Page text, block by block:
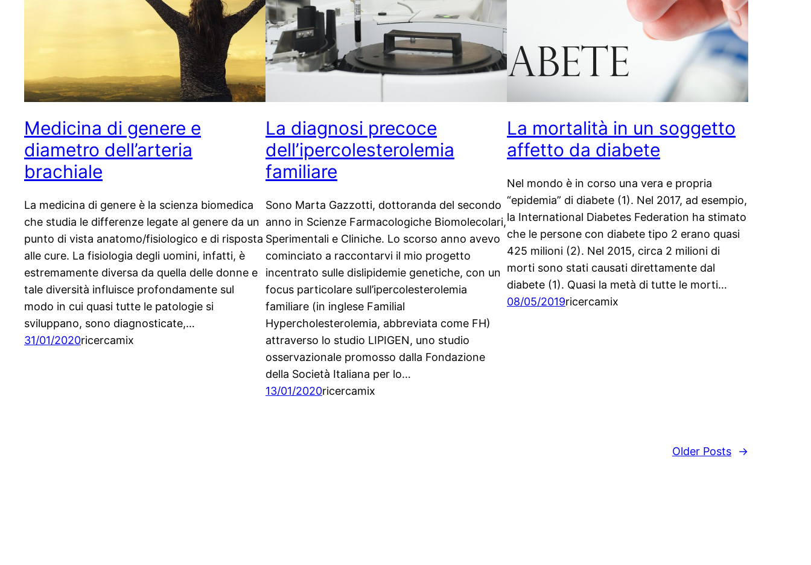
Medicina di genere e
diametro dell’arteria
brachiale
La medicina di genere è la scienza biomedica
che studia le differenze legate al genere da un
punto di vista anatomo/fisiologico e di risposta
alle cure. La fisiologia degli uomini, infatti, è
estremamente diversa da quella delle donne e
tale diversità influisce profondamente sul
modo in cui quasi tutte le patologie si
sviluppano, sono diagnosticate,…
31/01/2020ricercamix
La diagnosi precoce
dell’ipercolesterolemia
familiare
Sono Marta Gazzotti, dottoranda del secondo
anno in Scienze Farmacologiche Biomolecolari,
Sperimentali e Cliniche. Lo scorso anno avevo
cominciato a raccontarvi il mio progetto
incentrato sulle dislipidemie genetiche, con un
focus particolare sull’ipercolesterolemia
familiare (in inglese Familial
Hypercholesterolemia, abbreviata come FH)
attraverso lo studio LIPIGEN, uno studio
osservazionale promosso dalla Fondazione
della Società Italiana per lo…
13/01/2020ricercamix
La mortalità in un soggetto
affetto da diabete
Nel mondo è in corso una vera e propria
“epidemia” di diabete (1). Nel 2017, ad esempio,
la International Diabetes Federation ha stimato
che le persone con diabete tipo 2 erano quasi
425 milioni (2). Nel 2015, circa 2 milioni di
morti sono stati causati direttamente dal
diabete (1). Quasi la metà di tutte le morti…
08/05/2019ricercamix
Older Posts →